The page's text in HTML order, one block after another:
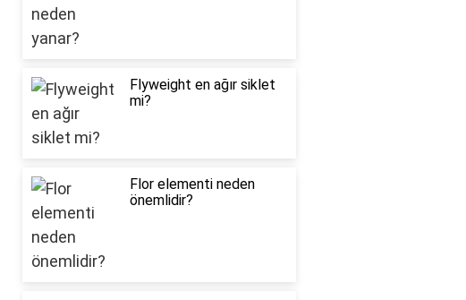
Flyweight en ağır siklet
mi?
Flor elementi neden
önemlidir?